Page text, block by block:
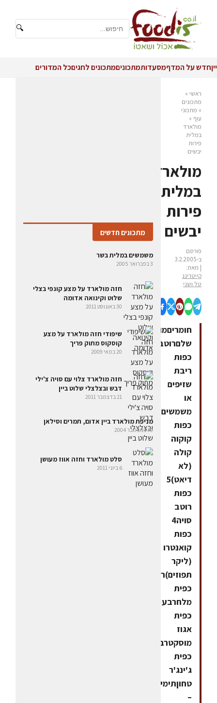
🔍
ייןחדש על המדףמסעדותמתכוניםמתכונים לחגיםכל המדורים
ראשי »
מתכונים
» מתכוני
עוף »
מולארד
במלית
פירות
יבשים
מולארד
במלית
פירות
יבשים
פורסם
ב-3.2.2005
| מאת:
קייטרינג
טל ושני
חומריםמולארד
כפות
ריבת
שזיפים
או
כפות
קוקוה
קולה
(לא
דיאט)5
כפות
רוטב
סויה4
כפות
קואנטרו
(ליקר
תפוזים)רבע
כפית
מלחרבע
כפית
אגוז
מוסקטרבע
כפית
ג'ינג'ר
טחוןתימין
–
מתכונים חדשים
משמשים במלית בשר
3 בפברואר 2005
חזה מולארד על מצע קונפי בצלי
שלוט וקינואה אדומה
30 באוגוסט 2011
שיפודי חזה מולארד על מצע
קוסקוס מתוק פריך
20 במאי 2009
חזה מולארד צלוי עם סויה צ'ילי
דבש ובצלצלי שלוט ביין
21 בדצמבר 2011
מניפת מולארד ביין אדום, תמרים וסילאן
30 בנובמבר 2004
סלט מולארד וחזה אווז מעושן
6 ביוני 2011